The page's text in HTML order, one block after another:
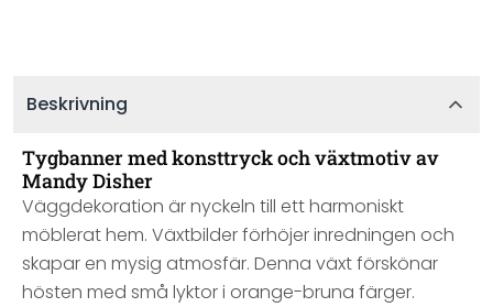
Beskrivning
Tygbanner med konsttryck och växtmotiv av
Mandy Disher
Väggdekoration är nyckeln till ett harmoniskt
möblerat hem. Växtbilder förhöjer inredningen och
skapar en mysig atmosfär. Denna växt förskönar
hösten med små lyktor i orange-bruna färger.